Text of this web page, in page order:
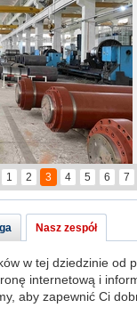
1 2 3 4 5 6 7
Nasz zespół
w tej dziedzinie od
internetową i
aby zapewnić Ci